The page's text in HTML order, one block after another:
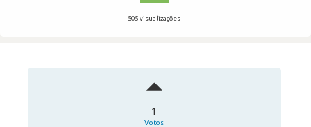
505 visualizações
1
Votos